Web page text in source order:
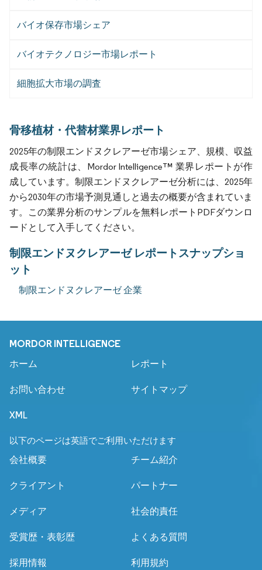
バイオ保存市場シェア
バイオテクノロジー市場レポート
細胞拡大市場の調査
骨移植材・代替材業界レポート
2025年の制限エンドヌクレアーゼ市場シェア、規模、収益
成長率の統計は、Mordor Intelligence™ 業界レポートが作
成しています。制限エンドヌクレアーゼ分析には、2025年
から2030年の市場予測見通しと過去の概要が含まれていま
す。この業界分析のサンプルを無料レポートPDFダウンロ
ードとして入手してください。
制限エンドヌクレアーゼ レポートスナップショ
ット
制限エンドヌクレアーゼ 企業
MORDOR INTELLIGENCE
ホーム レポート
お問い合わせ サイトマップ
XML
以下のページは英語でご利用いただけます
会社概要
チーム紹介
クライアント パートナー
メディア 社会的責任
受賞歴・表彰歴 よくある質問
採用情報 利用規約